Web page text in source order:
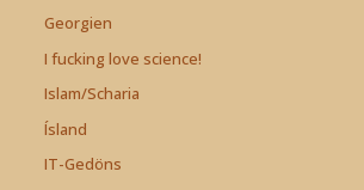
Georgien
I fucking love science!
Islam/Scharia
Ísland
IT-Gedöns